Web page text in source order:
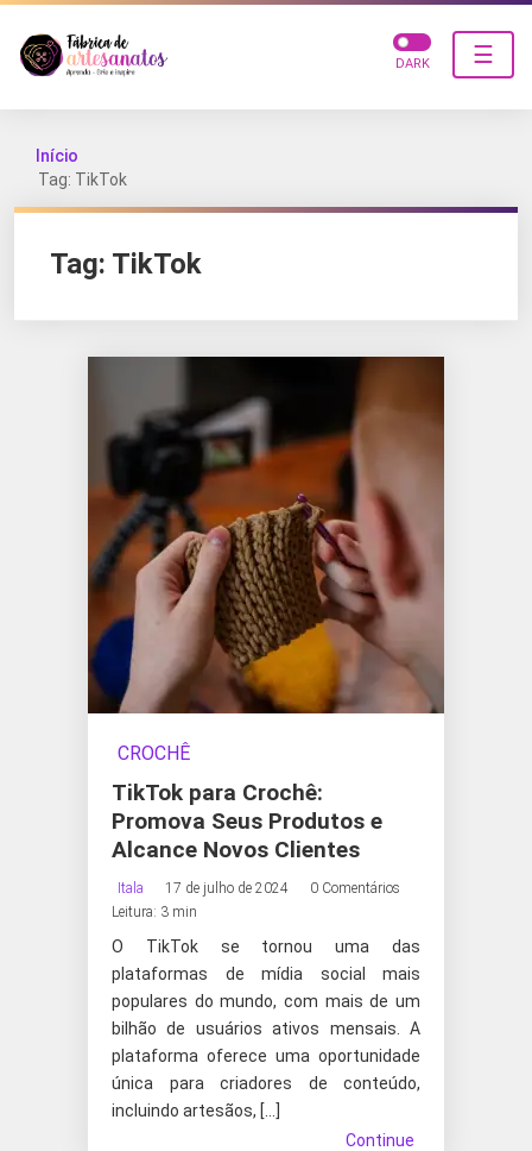
☰
DARK
Início
Tag: TikTok
Tag: TikTok
CROCHÊ
TikTok para Crochê:
Promova Seus Produtos e
Alcance Novos Clientes
Itala 17 de julho de 2024
0 Comentários
Leitura: 3 min
O TikTok se tornou uma das
plataformas de mídia social mais
populares do mundo, com mais de um
bilhão de usuários ativos mensais. A
plataforma oferece uma oportunidade
única para criadores de conteúdo,
incluindo artesãos, […]
Continue